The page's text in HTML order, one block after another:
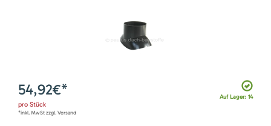
Auf Lager: 14
54,92€*
pro Stück
*inkl. MwSt zzgl. Versand